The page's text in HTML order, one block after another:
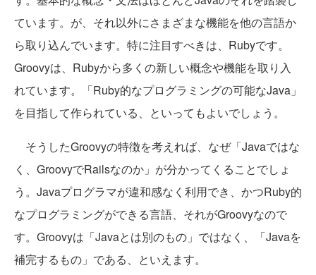
ています。が、それ以外にさまざまな機能を他の言語か
ら取り込んでいます。特に注目すべきは、Rubyです。
Groovyは、Rubyから多くの新しい概念や機能を取り入
れています。「Ruby的なプログラミングの可能なJava」
を目指して作られている、といってもよいでしょう。
そうしたGroovyの特徴を考えれば、なぜ「Javaではな
く、GroovyでRailsなのか」が分かってくることでしょ
う。Javaプログラマが違和感なく利用でき、かつRuby的
なプログラミングができる言語、それがGroovyなので
す。Groovyは「Javaとは別のもの」ではなく、「Javaを
補完するもの」である、といえます。